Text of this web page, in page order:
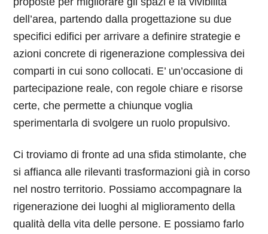
dell’area, partendo dalla progettazione su due
specifici edifici per arrivare a definire strategie e
azioni concrete di rigenerazione complessiva dei
comparti in cui sono collocati. E’ un’occasione di
partecipazione reale, con regole chiare e risorse
certe, che permette a chiunque voglia
sperimentarla di svolgere un ruolo propulsivo.
Ci troviamo di fronte ad una sfida stimolante, che
si affianca alle rilevanti trasformazioni già in corso
nel nostro territorio. Possiamo accompagnare la
rigenerazione dei luoghi al miglioramento della
qualità della vita delle persone. E possiamo farlo